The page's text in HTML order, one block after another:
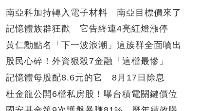
南亞科加持轉入電子材料 南亞目標價來了
記憶體族群狂歡 它告終連4亮紅燈漲停
黃仁勳點名「下一波浪潮」這族群全面噴出
股民心碎！外資狠殺7金融「這檔最慘」
記憶體每股配8.6元的它 8月17日除息
杜金龍公開6檔私房股！曝台積電關鍵價位